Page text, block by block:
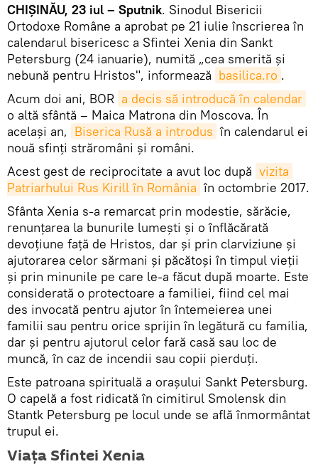
CHIȘINĂU, 23 iul – Sputnik. Sinodul Bisericii
Ortodoxe Române a aprobat pe 21 iulie înscrierea în
calendarul bisericesc a Sfintei Xenia din Sankt
Petersburg (24 ianuarie), numită „cea smerită și
nebună pentru Hristos", informează basilica.ro .
Acum doi ani, BOR a decis să introducă în calendar
o altă sfântă – Maica Matrona din Moscova. În
același an, Biserica Rusă a introdus în calendarul ei
nouă sfinți străromâni și români.
Acest gest de reciprocitate a avut loc după vizita
Patriarhului Rus Kirill în România în octombrie 2017.
Sfânta Xenia s-a remarcat prin modestie, sărăcie,
renunţarea la bunurile lumeşti şi o înflăcărată
devoţiune faţă de Hristos, dar şi prin clarviziune şi
ajutorarea celor sărmani şi păcătoşi în timpul vieţii
şi prin minunile pe care le-a făcut după moarte. Este
considerată o protectoare a familiei, fiind cel mai
des invocată pentru ajutor în întemeierea unei
familii sau pentru orice sprijin în legătură cu familia,
dar şi pentru ajutorul celor fară casă sau loc de
muncă, în caz de incendii sau copii pierduţi.
Este patroana spirituală a oraşului Sankt Petersburg.
O capelă a fost ridicată în cimitirul Smolensk din
Stantk Petersburg pe locul unde se află înmormântat
trupul ei.
Viața Sfintei Xenia